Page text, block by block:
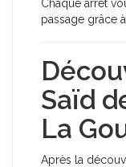
Chaque arrêt
passage grâce
Saïd
La
Après la